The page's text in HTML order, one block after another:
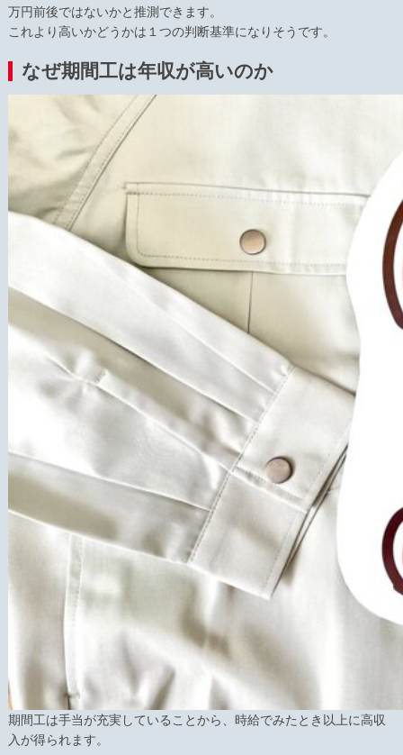
万円前後ではないかと推測できます。
これより高いかどうかは１つの判断基準になりそうです。
なぜ期間工は年収が高いのか
期間工は手当が充実していることから、時給でみたとき以上に高収
入が得られます。